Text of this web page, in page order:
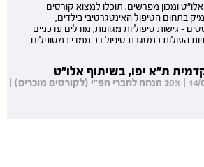
ומכון מפרשים, תוכלו למצוא קורסים
בתחום הטיפול האינטגרטיבי בילדים,
- גישות טיפוליות מגוונות, מודלים עדכניים
העולות במסגרת טיפול רב ממדי במטופלים
ת"א יפו, בשיתוף אלו"ט
15% הנחת רישום עד 14/08 | 20% הנחה לחברי הפ"י (לקורסים מוכרים) |